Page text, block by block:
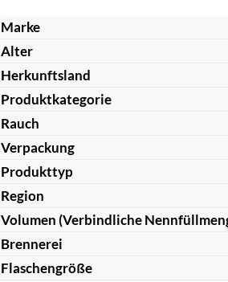
Marke
Alter
Herkunftsland
Produktkategorie
Rauch
Verpackung
Produkttyp
Region
Volumen (Verbindliche
Brennerei
Flaschengröße